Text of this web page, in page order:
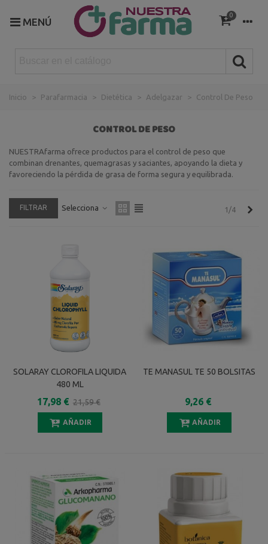
MENÚ
0
Inicio > Parafarmacia > Dietética > Adelgazar > Control De Peso
CONTROL DE PESO
NUESTRAfarma ofrece productos para el control de peso que
combinan drenantes, quemagrasas y saciantes, apoyando la dieta y
favoreciendo la pérdida de grasa de forma segura y equilibrada.
FILTRAR Selecciona 1/4
SOLARAY CLOROFILA LIQUIDA
480 ML
17,98 € 21,59 €
AÑADIR
TE MANASUL TE 50 BOLSITAS
9,26 €
AÑADIR